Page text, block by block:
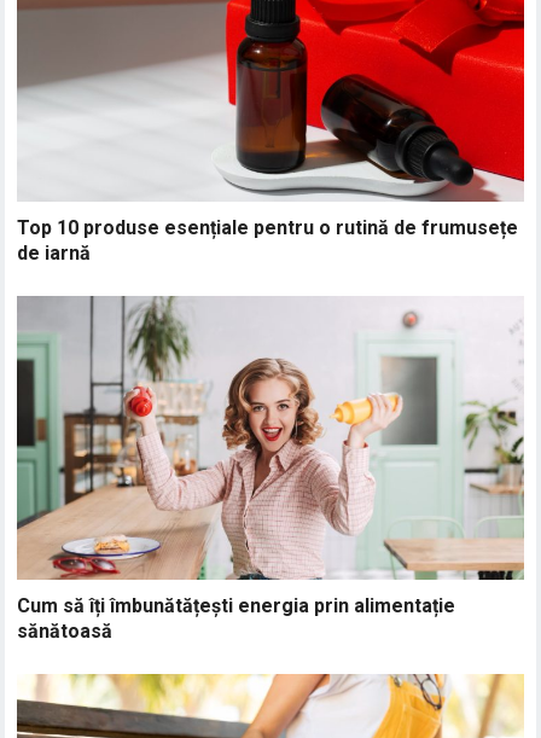
Top 10 produse esențiale pentru o rutină de frumusețe
de iarnă
Cum să îți îmbunătățești energia prin alimentație
sănătoasă